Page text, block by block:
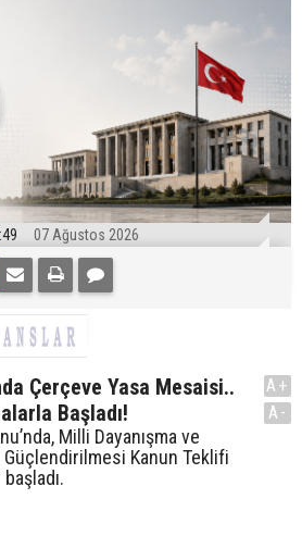
07 Ağustos 2026
Çerçeve Yasa Mesaisi..
Başladı!
Milli Dayanışma ve
Kanun Teklifi
A+
A-